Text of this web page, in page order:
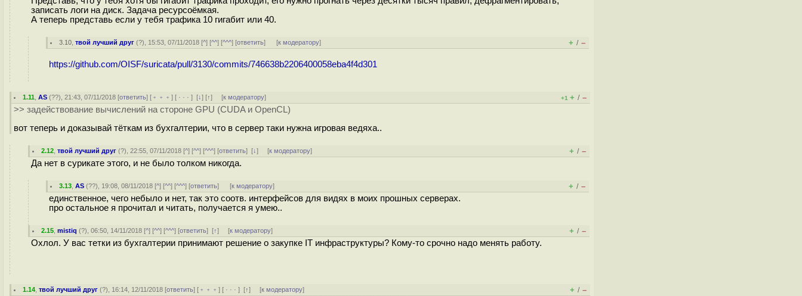
записать логи на диск. Задача ресурсоёмкая.
А теперь представь если у тебя трафика 10 гигабит или 40.
3.10 ,твой лучший друг (?), 15:53, 07/11/2018 [^] [^^] [^^^] [ответить] [к модератору] + / –
https://github.com/OISF/suricata/pull/3130/commits/746638b2206400058eba4f4d301
1.11 ,AS (??), 21:43, 07/11/2018 [ответить] [ ﹢﹢﹢] [ · · ·][↓] [↑] [к модератору] +1 + / –
>> задействование вычислений на стороне GPU (CUDA и OpenCL)
вот теперь и доказывай тёткам из бухгалтерии, что в сервер таки нужна игровая ведяха..
2.12 ,твой лучший друг (?), 22:55, 07/11/2018 [^] [^^] [^^^] [ответить][↓] [к модератору] + / –
Да нет в сурикате этого, и не было толком никогда.
3.13 ,AS (??), 19:08, 08/11/2018 [^] [^^] [^^^] [ответить] [к модератору] + / –
единственное, чего небыло и нет, так это соотв. интерфейсов для видях в моих прошных серверах.
про остальное я прочитал и читать, получается я умею..
2.15 ,mistiq (?), 06:50, 14/11/2018 [^] [^^] [^^^] [ответить][↑] [к модератору] + / –
Охлол. У вас тетки из бухгалтерии принимают решение о закупке IT инфраструктуры? Кому-то срочно надо менять работу.
1.14 ,твой лучший друг (?), 16:14, 12/11/2018 [ответить] [ ﹢﹢﹢] [ · · ·][↑] [к модератору] + / –